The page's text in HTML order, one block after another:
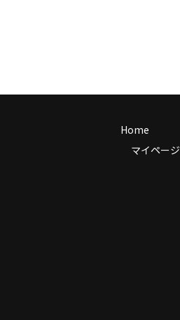
Home
マイページ